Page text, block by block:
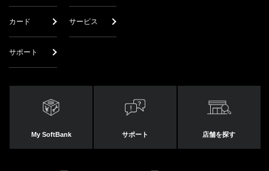
カード サービス
サポート
My SoftBank サポート 店舗を探す